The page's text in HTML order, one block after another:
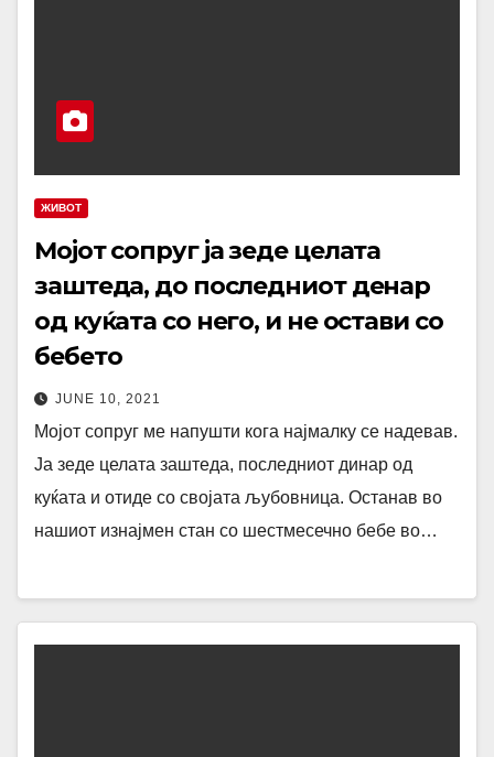
ЖИВОТ
Мојот сопруг ја зеде целата
заштеда, до последниот денар
од куќата со него, и не остави со
бебето
JUNE 10, 2021
Мојот сопруг ме напушти кога најмалку се надевав.
Ја зеде целата заштеда, последниот динар од
куќата и отиде со својата љубовница. Останав во
нашиот изнајмен стан со шестмесечно бебе во…